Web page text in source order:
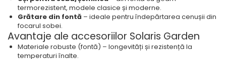
termorezistent, modele clasice și moderne.
Grătare din fontă – ideale pentru îndepărtarea cenușii din
focarul sobei.
Avantaje ale accesoriilor Solaris Garden
Materiale robuste (fontă) – longevități și rezistență la
temperaturi înalte.